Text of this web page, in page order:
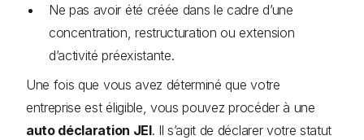
Ne pas avoir été créée dans le cadre d’une
concentration, restructuration ou extension
d’activité préexistante.
Une fois que vous avez déterminé que votre
entreprise est éligible, vous pouvez procéder à une
auto déclaration JEI. Il s’agit de déclarer votre statut